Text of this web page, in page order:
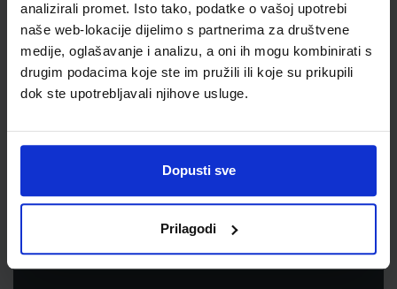
analizirali promet. Isto tako, podatke o vašoj upotrebi
naše web-lokacije dijelimo s partnerima za društvene
medije, oglašavanje i analizu, a oni ih mogu kombinirati s
drugim podacima koje ste im pružili ili koje su prikupili
dok ste upotrebljavali njihove usluge.
Dopusti sve
Prilagodi
Newsletter prijava
Prijavite se kako bi primali informacije o novim
proizvodima i uslugama, akcijama i drugim
pogodnostima